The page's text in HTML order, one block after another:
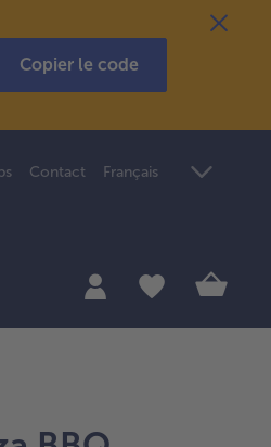
Copier le code
Contact Français